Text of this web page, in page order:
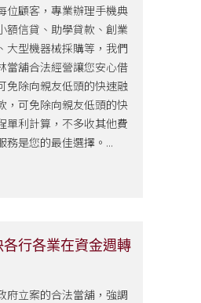
位顧客，專業辦理手機典
額信貸、助學貸款、創業
大型機器械採購等，我們
當舖合法經營讓您安心借
免除向親友低頭的快速融
，可免除向親友低頭的快
單利計算，不多收其他費
務是您的最佳選擇。...
行各業在資金週轉
府立案的合法當舖，強調